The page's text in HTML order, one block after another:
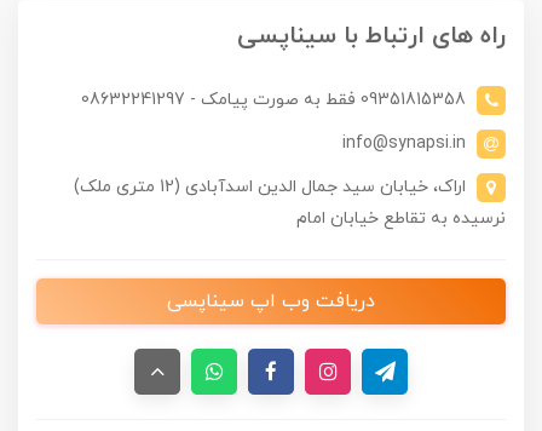
راه های ارتباط با سیناپسی
09351815358 فقط به صورت پیامک - 08632241297
info@synapsi.in
اراک، خیابان سید جمال الدین اسدآبادی (12 متری ملک)
نرسیده به تقاطع خیابان امام
دریافت وب اپ سیناپسی